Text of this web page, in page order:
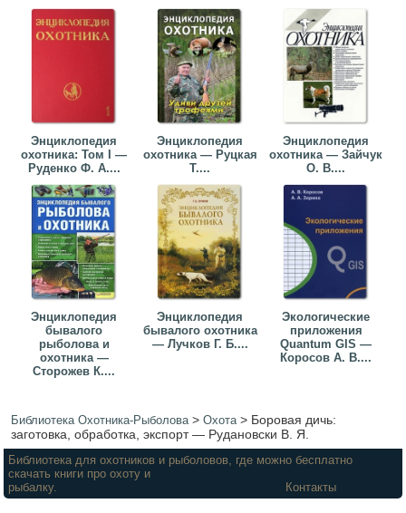
Энциклопедия
охотника: Том I —
Руденко Ф. А....
Энциклопедия
охотника — Руцкая
Т....
Энциклопедия
охотника — Зайчук
О. В....
Энциклопедия
бывалого
рыболова и
охотника —
Сторожев К....
Энциклопедия
бывалого охотника
— Лучков Г. Б....
Экологические
приложения
Quantum GIS —
Коросов А. В....
Библиотека Охотника-Рыболова>Охота> Боровая дичь:
заготовка, обработка, экспорт — Рудановски В. Я.
Библиотека для охотников и рыболовов, где можно бесплатно
скачать книги про охоту и
рыбалку.
Контакты